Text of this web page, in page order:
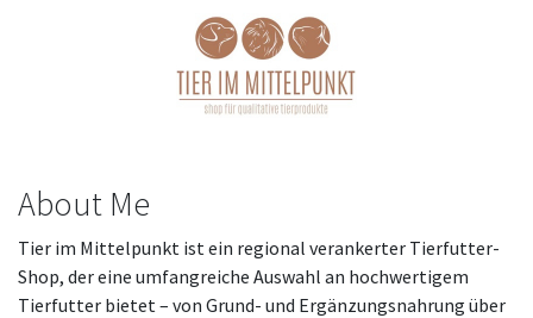
About Me
Tier im Mittelpunkt ist ein regional verankerter Tierfutter-
Shop, der eine umfangreiche Auswahl an hochwertigem
Tierfutter bietet – von Grund- und Ergänzungsnahrung über